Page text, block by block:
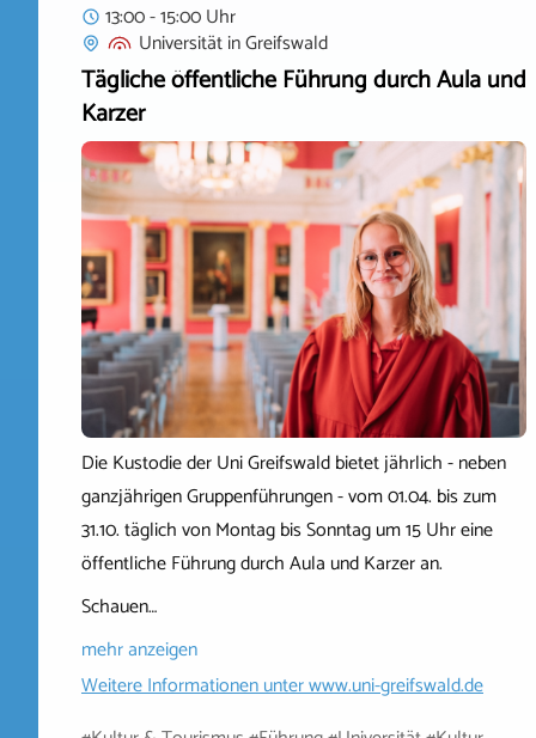
13:00 - 15:00 Uhr
UniversitätinGreifswald
Tägliche öffentliche Führung durch Aula und
Karzer
Die Kustodie der Uni Greifswald bietet jährlich - neben
ganzjährigen Gruppenführungen - vom 01.04. bis zum
31.10. täglich von Montag bis Sonntag um 15 Uhr eine
öffentliche Führung durch Aula und Karzer an.
Schauen…
mehr anzeigen
Weitere Informationen unterwww.uni-greifswald.de